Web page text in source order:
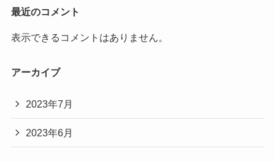
最近のコメント
表示できるコメントはありません。
アーカイブ
2023年7月
2023年6月